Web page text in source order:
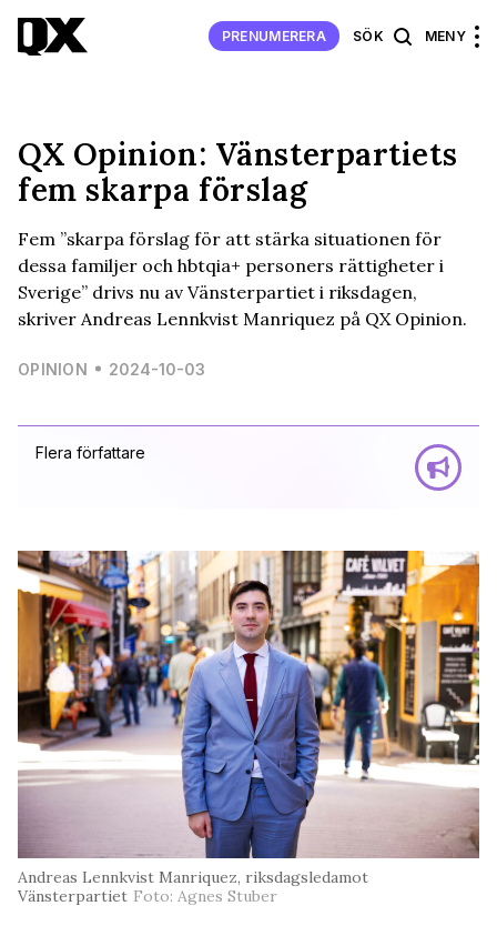
PRENUMERERA SÖK MENY
Flera författare
QX Opinion: Vänsterpartiets
fem skarpa förslag
Fem ”skarpa förslag för att stärka situationen för
dessa familjer och hbtqia+ personers rättigheter i
Sverige” drivs nu av Vänsterpartiet i riksdagen,
skriver Andreas Lennkvist Manriquez på QX Opinion.
OPINION 2024-10-03
Andreas Lennkvist Manriquez, riksdagsledamot
Vänsterpartiet Foto: Agnes Stuber